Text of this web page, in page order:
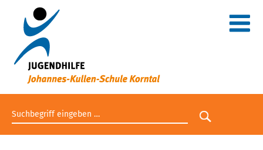
Suchbegriff eingeben
Suche